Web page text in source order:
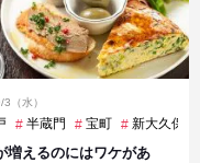
（水）
半蔵門 宝町 新大久保
増えるのにはワケがあ